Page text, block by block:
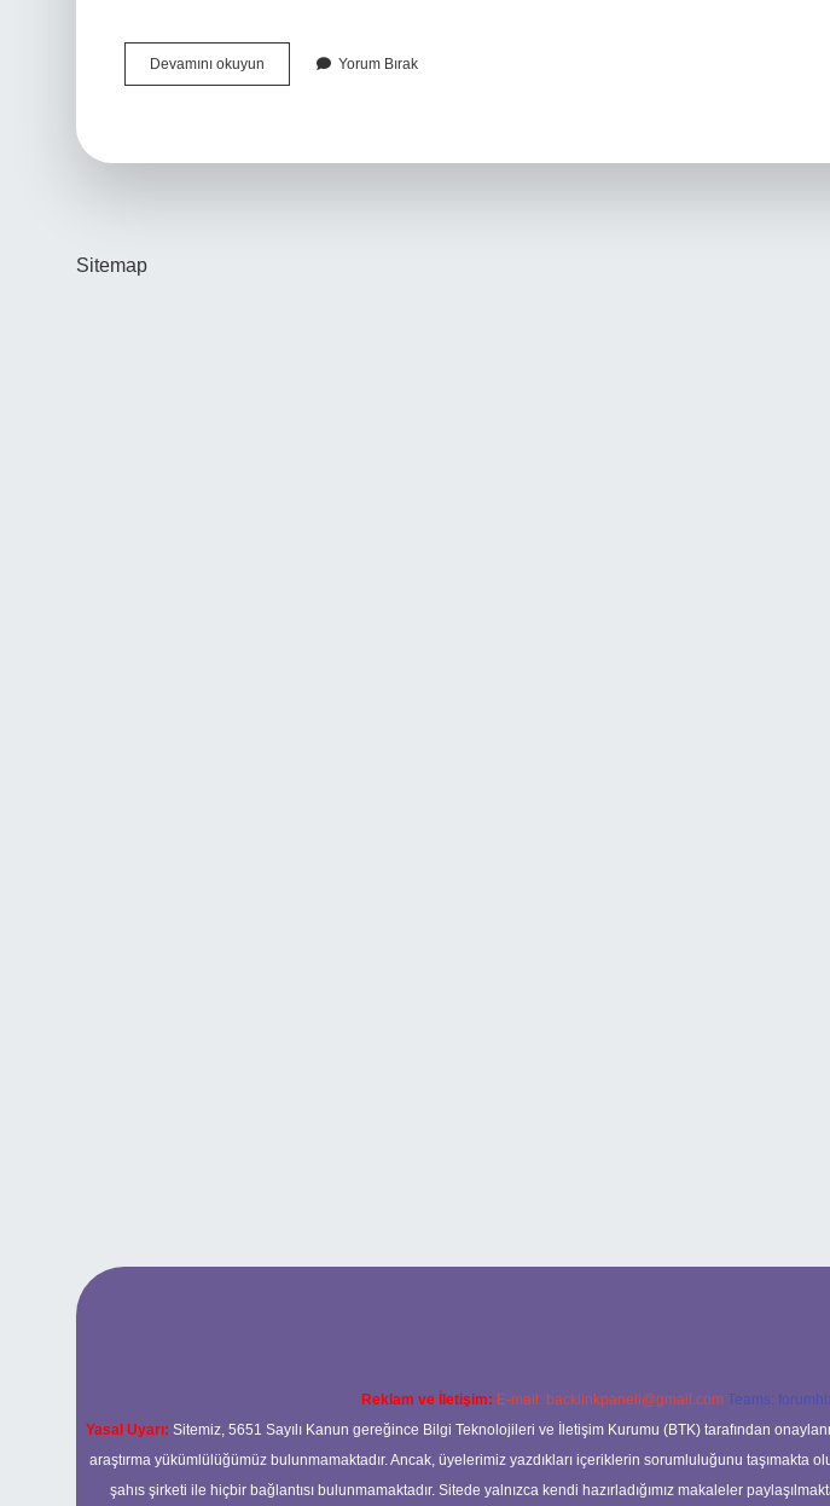
Devamını okuyun
Glow
Yorum Bırak
Sitemap
Reklam ve İletişim: E-mail: backlinkpaneli@gmail.com Teams:
Yasal Uyarı: Sitemiz, 5651 Sayılı Kanun gereğince Bilgi Teknolojileri ve İletişim Kurumu (BTK) tarafından
araştırma yükümlülüğümüz bulunmamaktadır. Ancak, üyelerimiz yazdıkları içeriklerin sorumluluğunu
şahıs şirketi ile hiçbir bağlantısı bulunmamaktadır. Sitede yalnızca kendi hazırladığımız makaleler